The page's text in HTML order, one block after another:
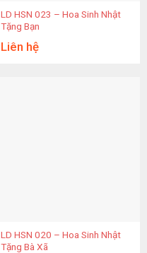
LD HSN 023 – Hoa Sinh Nhật
Tặng Bạn
Liên hệ
LD HSN 020 – Hoa Sinh Nhật
Tặng Bà Xã